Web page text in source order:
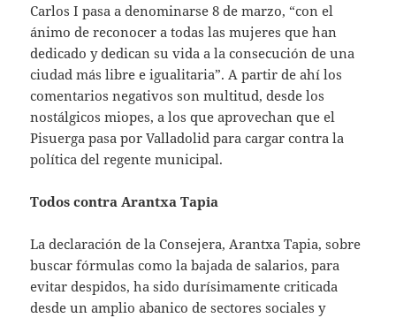
Carlos I pasa a denominarse 8 de marzo, “con el
ánimo de reconocer a todas las mujeres que han
dedicado y dedican su vida a la consecución de una
ciudad más libre e igualitaria”. A partir de ahí los
comentarios negativos son multitud, desde los
nostálgicos miopes, a los que aprovechan que el
Pisuerga pasa por Valladolid para cargar contra la
política del regente municipal.
Todos contra Arantxa Tapia
La declaración de la Consejera, Arantxa Tapia, sobre
buscar fórmulas como la bajada de salarios, para
evitar despidos, ha sido durísimamente criticada
desde un amplio abanico de sectores sociales y